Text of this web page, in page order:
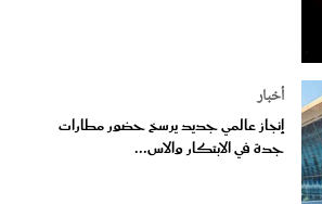
أخبار
إنجاز عالمي جديد يرسخ حضور مطارات
جدة في الابتكار والاس...